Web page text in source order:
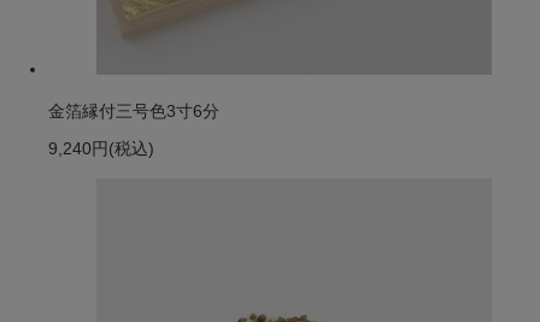
金箔縁付三号色3寸6分
9,240円 (税込)